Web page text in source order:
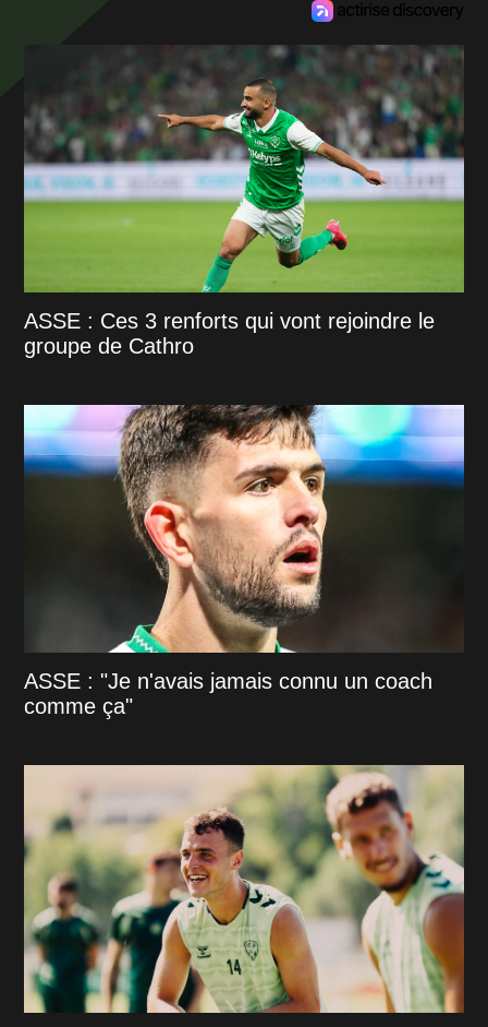
ASSE : Ces 3 renforts qui vont rejoindre le
groupe de Cathro
ASSE : "Je n'avais jamais connu un coach
comme ça"